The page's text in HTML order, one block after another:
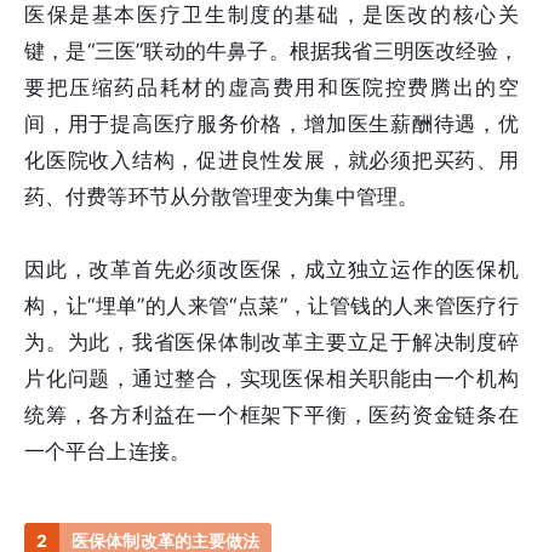
医保是基本医疗卫生制度的基础，是医改的核心关
键，是“三医”联动的牛鼻子。根据我省三明医改经验，
要把压缩药品耗材的虚高费用和医院控费腾出的空
间，用于提高医疗服务价格，增加医生薪酬待遇，优
化医院收入结构，促进良性发展，就必须把买药、用
药、付费等环节从分散管理变为集中管理。
因此，改革首先必须改医保，成立独立运作的医保机
构，让“埋单”的人来管“点菜”，让管钱的人来管医疗行
为。为此，我省医保体制改革主要立足于解决制度碎
片化问题，通过整合，实现医保相关职能由一个机构
统筹，各方利益在一个框架下平衡，医药资金链条在
一个平台上连接。
2 医保体制改革的主要做法